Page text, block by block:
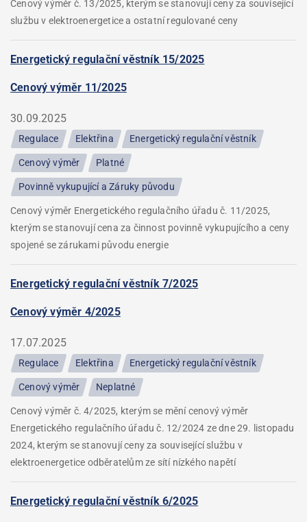
Cenový výměr č. 13/2025, kterým se stanovují ceny za související
službu v elektroenergetice a ostatní regulované ceny
Energetický regulační věstník 15/2025
Cenový výměr 11/2025
30.09.2025
Regulace Elektřina Energetický regulační věstník
Cenový výměr Platné
Povinně vykupující a Záruky původu
Cenový výměr Energetického regulačního úřadu č. 11/2025,
kterým se stanovují cena za činnost povinně vykupujícího a ceny
spojené se zárukami původu energie
Energetický regulační věstník 7/2025
Cenový výměr 4/2025
17.07.2025
Regulace Elektřina Energetický regulační věstník
Cenový výměr Neplatné
Cenový výměr č. 4/2025, kterým se mění cenový výměr
Energetického regulačního úřadu č. 12/2024 ze dne 29. listopadu
2024, kterým se stanovují ceny za související službu v
elektroenergetice odběratelům ze sítí nízkého napětí
Energetický regulační věstník 6/2025